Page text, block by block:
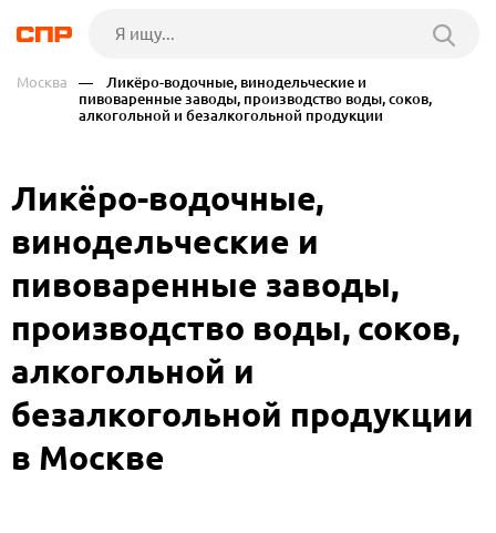
Москва
— Ликёро-водочные, винодельческие и
пивоваренные заводы, производство воды, соков,
алкогольной и безалкогольной продукции
Ликёро-водочные,
винодельческие и
пивоваренные заводы,
производство воды, соков,
алкогольной и
безалкогольной продукции
в Москве